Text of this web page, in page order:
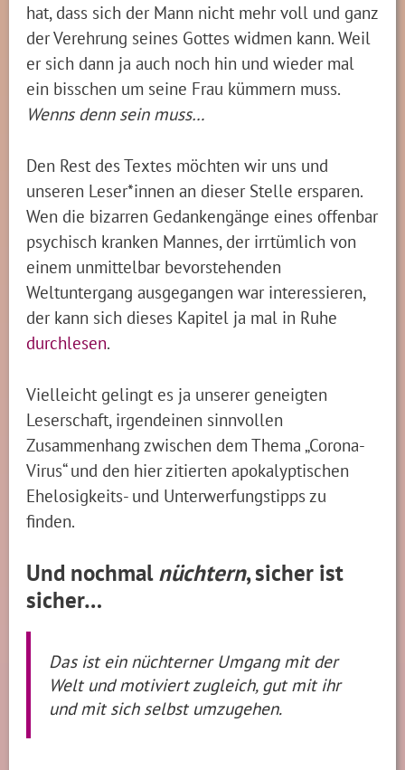
hat, dass sich der Mann nicht mehr voll und ganz
der Verehrung seines Gottes widmen kann. Weil
er sich dann ja auch noch hin und wieder mal
ein bisschen um seine Frau kümmern muss.
Wenns denn sein muss…
Den Rest des Textes möchten wir uns und
unseren Leser*innen an dieser Stelle ersparen.
Wen die bizarren Gedankengänge eines offenbar
psychisch kranken Mannes, der irrtümlich von
einem unmittelbar bevorstehenden
Weltuntergang ausgegangen war interessieren,
der kann sich dieses Kapitel ja mal in Ruhe
durchlesen.
Vielleicht gelingt es ja unserer geneigten
Leserschaft, irgendeinen sinnvollen
Zusammenhang zwischen dem Thema „Corona-
Virus“ und den hier zitierten apokalyptischen
Ehelosigkeits- und Unterwerfungstipps zu
finden.
Und nochmalnüchtern, sicher ist
sicher…
Das ist ein nüchterner Umgang mit der
Welt und motiviert zugleich, gut mit ihr
und mit sich selbst umzugehen.